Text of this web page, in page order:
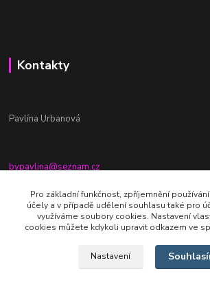
Kontakty
Pavlína Urbanová
bypavlina@seznam.cz
+420774917196
Fb stránka - By pavlina
Pro základní funkčnost, zpříjemnění
účely a v případě udělení souhlasu také pro
využíváme soubory cookies. Nastavení
cookies můžete kdykoli upravit odkazem ve
Nastavení